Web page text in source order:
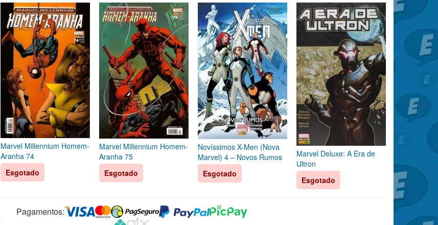
Marvel Millennium Homem-
Aranha 74
Esgotado
Marvel Millennium Homem-
Aranha 75
Esgotado
Novíssimos X-Men (Nova
Marvel) 4 – Novos Rumos
Esgotado
Marvel Deluxe: A Era de
Ultron
Esgotado
Pagamentos: